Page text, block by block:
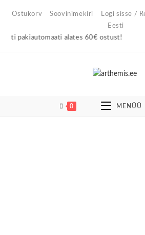
Ostukorv Soovinimekiri Logi sisse /
Eesti
pakiautomaati alates 60€ ostust!
0 MENÜÜ